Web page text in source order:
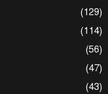
(129)
(114)
(56)
(47)
(43)